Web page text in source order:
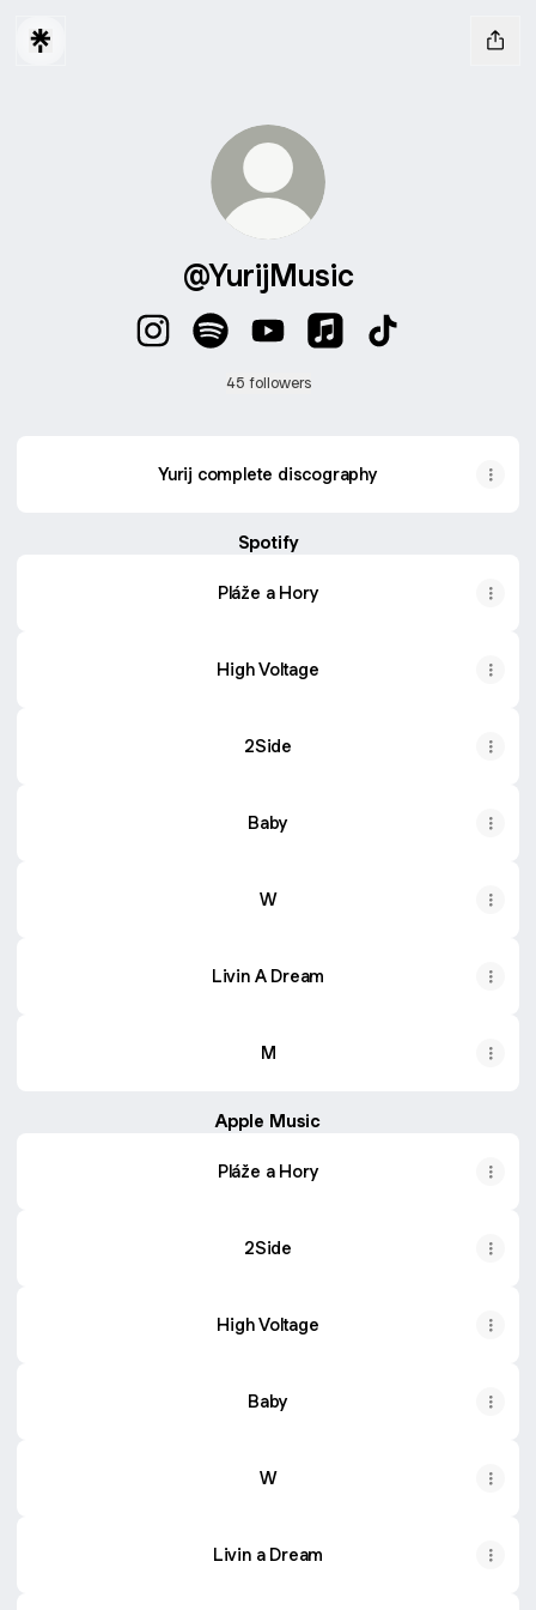
@YurijMusic
45 followers
Yurij complete discography
Spotify
Pláže a Hory
High Voltage
2Side
Baby
W
Livin A Dream
M
Apple Music
Pláže a Hory
2Side
High Voltage
Baby
W
Livin a Dream